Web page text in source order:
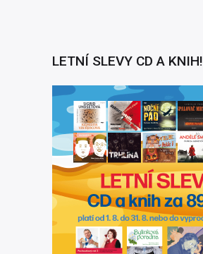
LETNÍ SLEVY CD A KNIH!